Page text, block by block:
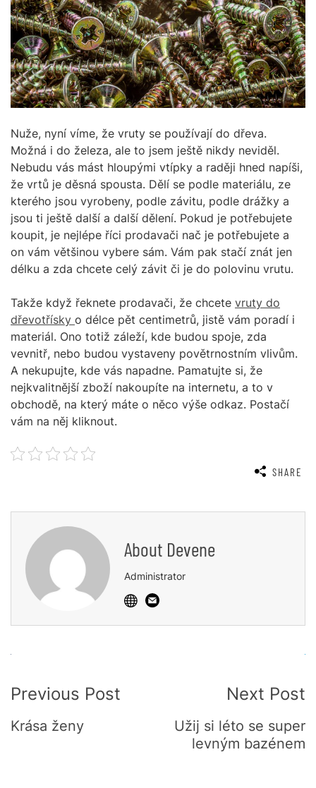
Nuže, nyní víme, že vruty se používají do dřeva.
Možná i do železa, ale to jsem ještě nikdy neviděl.
Nebudu vás mást hloupými vtípky a raději hned napíši,
že vrtů je děsná spousta. Dělí se podle materiálu, ze
kterého jsou vyrobeny, podle závitu, podle drážky a
jsou ti ještě další a další dělení. Pokud je potřebujete
koupit, je nejlépe říci prodavači nač je potřebujete a
on vám většinou vybere sám. Vám pak stačí znát jen
délku a zda chcete celý závit či je do polovinu vrutu.
Takže když řeknete prodavači, že chcete vruty do
dřevotřísky o délce pět centimetrů, jistě vám poradí i
materiál. Ono totiž záleží, kde budou spoje, zda
vevnitř, nebo budou vystaveny povětrnostním vlivům.
A nekupujte, kde vás napadne. Pamatujte si, že
nejkvalitnější zboží nakoupíte na internetu, a to v
obchodě, na který máte o něco výše odkaz. Postačí
vám na něj kliknout.
SHARE
About Devene
Administrator
Navigation
Previous Post
Krása ženy
Next Post
Užij si léto se super
levným bazénem